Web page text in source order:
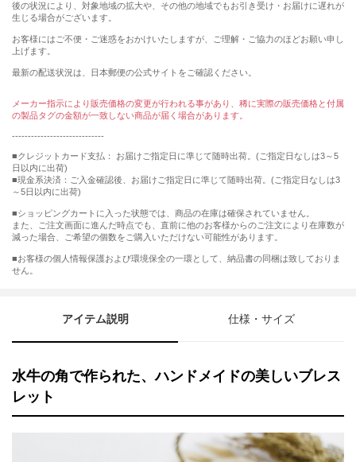
後の状況により、対象地域の拡大や、その他の地域でもお引き受け・お届けに遅れが
生じる場合がございます。
お客様にはご不便・ご迷惑をおかけいたしますが、ご理解・ご協力のほどお願い申し
上げます。
最新の配送状況は、日本郵便の公式サイトをご確認ください。
メーカー指示により販売価格の変更が行われる事があり、稀に実際の販売価格と付属
の製品タグの金額が一致しない商品が届く場合があります。
-----------------------------
■クレジットカード支払： お届けご指定日に準じて随時出荷。(ご指定日なしは3～5
日以内に出荷)
■現金系決済：ご入金確認後、お届けご指定日に準じて随時出荷。(ご指定日なしは3
～5日以内に出荷)
■ショッピングカートに入った状態では、商品の在庫は確保されていません。
また、ご注文画面に進んだ時点でも、直前に他のお客様からのご注文により在庫数が
減った場合、ご希望の個数をご購入いただけない可能性があります。
■お客様の個人情報保護および環境保全の一環として、納品書の同梱は致しておりま
せん。
アイテム説明 仕様・サイズ
水牛の角で作られた、ハンドメイドの美しいブレス
レット